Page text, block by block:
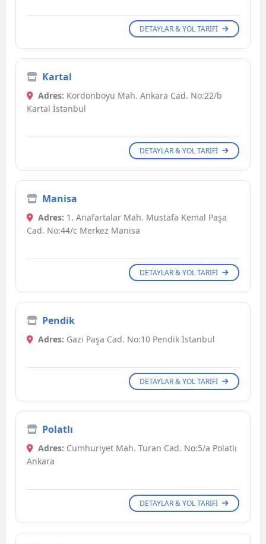
DETAYLAR & YOL TARIFI
Kartal
Adres: Kordonboyu Mah. Ankara Cad. No:22/b
Kartal İstanbul
DETAYLAR & YOL TARIFI
Manisa
Adres: 1. Anafartalar Mah. Mustafa Kemal Paşa
Cad. No:44/c Merkez Manisa
DETAYLAR & YOL TARIFI
Pendik
Adres: Gazi Paşa Cad. No:10 Pendik İstanbul
DETAYLAR & YOL TARIFI
Polatlı
Adres: Cumhuriyet Mah. Turan Cad. No:5/a Polatlı
Ankara
DETAYLAR & YOL TARIFI